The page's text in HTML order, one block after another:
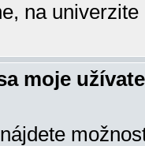
na univerzite
moje